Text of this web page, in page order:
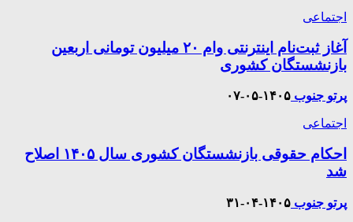
اجتماعی
آغاز ثبت‌نام اینترنتی وام ۲۰ میلیون تومانی اربعین
بازنشستگان کشوری
پرتو جنوب ۱۴۰۵-۰۵-۰۷
اجتماعی
احکام حقوقی بازنشستگان کشوری سال ۱۴۰۵ اصلاح
شد
پرتو جنوب ۱۴۰۵-۰۴-۳۱